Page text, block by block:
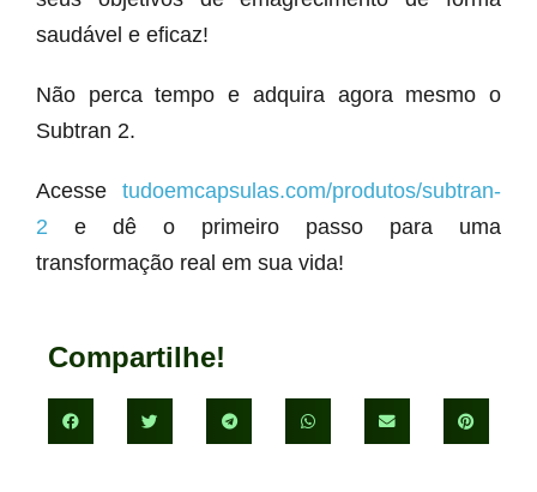
saudável e eficaz!
Não perca tempo e adquira agora mesmo o
Subtran 2.
Acesse tudoemcapsulas.com/produtos/subtran-
2 e dê o primeiro passo para uma
transformação real em sua vida!
Compartilhe!